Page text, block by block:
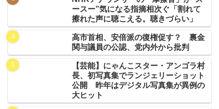
ースー”気になる指摘相次ぐ「割れて
擦れた声に聴こえる。聴きづらい」
高市首相、安倍派の復権促す？ 裏金
関与議員の公認、党内外から批判
【芸能】にゃんこスター・アンゴラ村
長、初写真集でランジェリーショット
公開 昨年はデジタル写真集が異例の
大ヒット